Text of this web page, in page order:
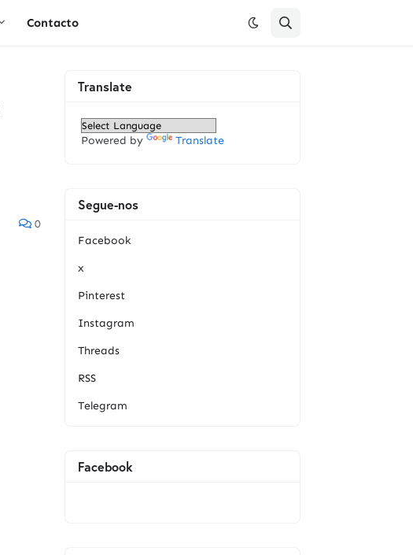
Contacto
0
Translate
Powered by Translate
Segue-nos
Facebook
x
Pinterest
Instagram
Threads
RSS
Telegram
Facebook